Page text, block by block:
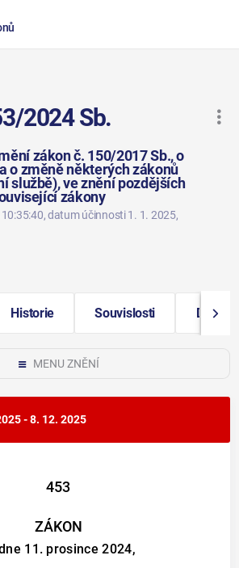
2024 Sb.
zákon č. 150/2017 Sb., o
o změně některých zákonů
službě), ve znění pozdějších
zákony
, datum účinnosti 1. 1. 2025,
Historie Souvislosti Další
MENU ZNĚNÍ
- 8. 12. 2025
453
ZÁKON
11. prosince 2024,